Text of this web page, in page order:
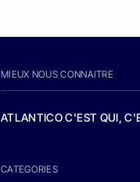
MIEUX NOUS CONNAITRE
ATLANTICO C'EST QUI,
CATEGORIES